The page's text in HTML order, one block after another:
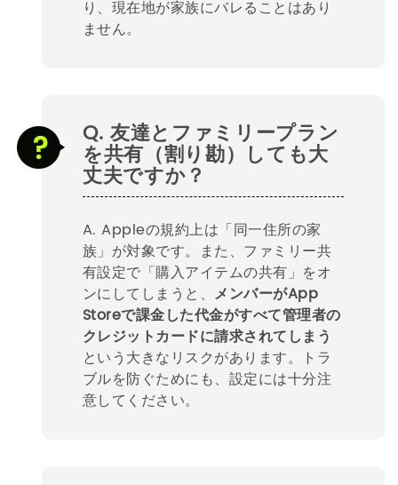
り、現在地が家族にバレることはあり
ません。
Q. 友達とファミリープラン
を共有（割り勘）しても大
丈夫ですか？
A. Appleの規約上は「同一住所の家
族」が対象です。また、ファミリー共
有設定で「購入アイテムの共有」をオ
ンにしてしまうと、 メンバーがApp
Storeで課金した代金がすべて管理者の
クレジットカードに請求されてしまう
という大きなリスクがあります。トラ
ブルを防ぐためにも、設定には十分注
意してください。